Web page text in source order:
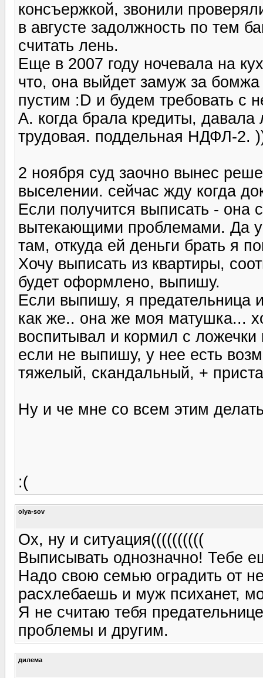
консъержкой, звонили
в августе задолжность по тем
считать лень.
Еще в 2007 году ночевала на
что, она выйдет замуж за
пустим :D и будем требовать с
А. когда брала кредиты,
трудовая. поддельная НДФЛ-2.
2 ноября суд заочно вынес
выселении. сейчас жду когда
Если получится выписать - она
вытекающими проблемами. Да у
там, откуда ей деньги брать я
Хочу выписать из квартиры,
будет оформлено, выпишу.
Если выпишу, я предательница
как же.. она же моя матушка...
воспитывал и кормил с ложечки
если не выпишу, у нее есть
тяжелый, скандальный, +
Ну и че мне со всем этим
:(
olya-sov
Ох, ну и ситуация((((((((((
Выписывать однозначно! Тебе
Надо свою семью оградить от
расхлебаешь и муж психанет,
Я не считаю тебя
проблемы и другим.
дилема